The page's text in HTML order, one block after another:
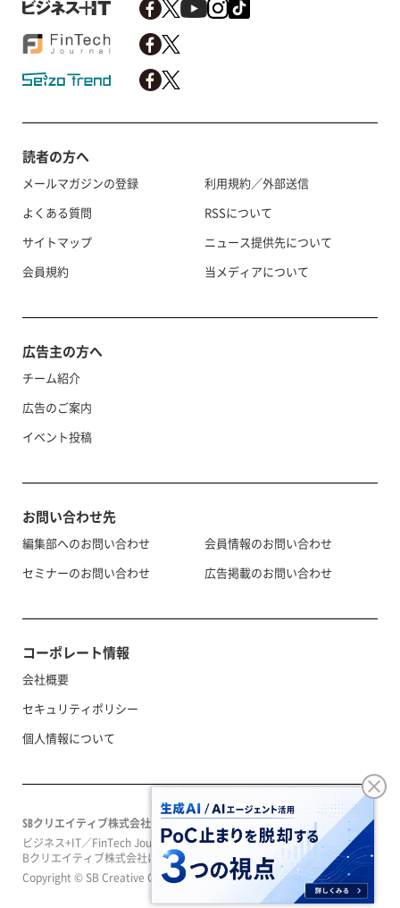
読者の方へ
メールマガジンの登録
よくある質問
サイトマップ
会員規約
利用規約／外部送信
RSSについて
ニュース提供先について
当メディアについて
広告主の方へ
チーム紹介
広告のご案内
イベント投稿
お問い合わせ先
編集部へのお問い合わせ
セミナーのお問い合わせ
会員情報のお問い合わせ
広告掲載のお問い合わせ
コーポレート情報
会社概要
セキュリティポリシー
個人情報について
SBクリエイティブ株式会社
ビジネス+IT／FinTech Journal／SeizoTrendはソフトバンクグループのS
Bクリエイティブ株式会社によって運営されています。
Copyright © SB Creative Corp. All rights reserved.